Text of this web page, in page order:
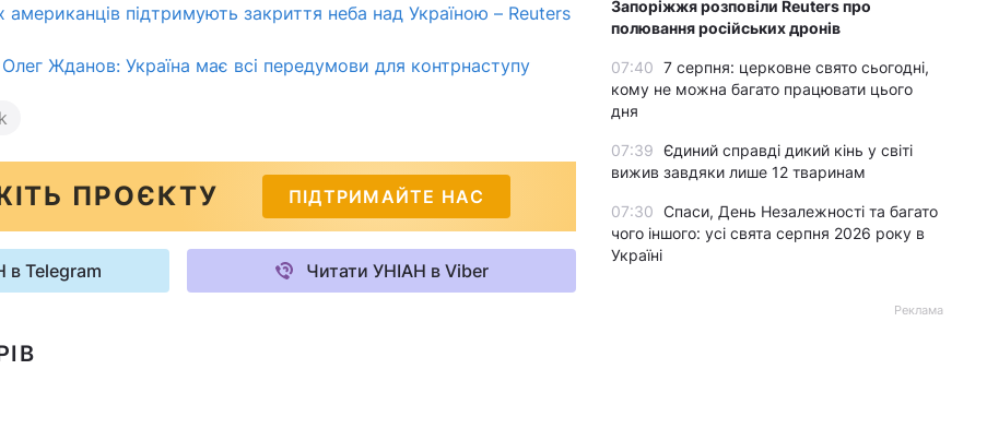
підтримують закриття неба над Україною – Reuters
Жданов: Україна має всі передумови для контрнаступу
ПРОЄКТУ ПІДТРИМАЙТЕ НАС
в Telegram Читати УНІАН в Viber
Запоріжжя розповіли Reuters про
полювання російських дронів
07:40 7 серпня: церковне свято сьогодні,
кому не можна багато працювати цього
дня
07:39 Єдиний справді дикий кінь у світі
вижив завдяки лише 12 тваринам
07:30 Спаси, День Незалежності та багато
чого іншого: усі свята серпня 2026 року в
Україні
Реклама